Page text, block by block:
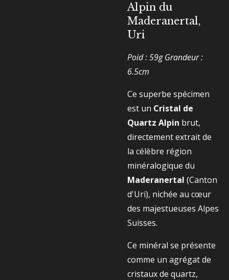
Alpin du
Maderanertal,
Uri
Poid : 59g Grandeur :
6.5cm
Ce superbe spécimen
est un Cristal de
Quartz Alpin brut,
directement extrait de
la célèbre région
minéralogique du
Maderanertal (Canton
d'Uri), nichée au cœur
des majestueuses Alpes
Suisses.
Ce minéral se présente
comme un agrégat de
cristaux de quartz,